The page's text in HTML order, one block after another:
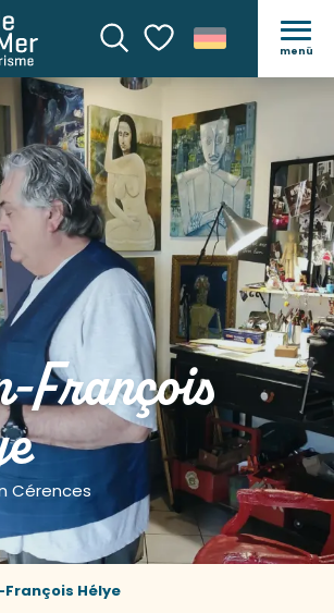
SucheVoir les favoris
menü
François
Cérences
Hélye